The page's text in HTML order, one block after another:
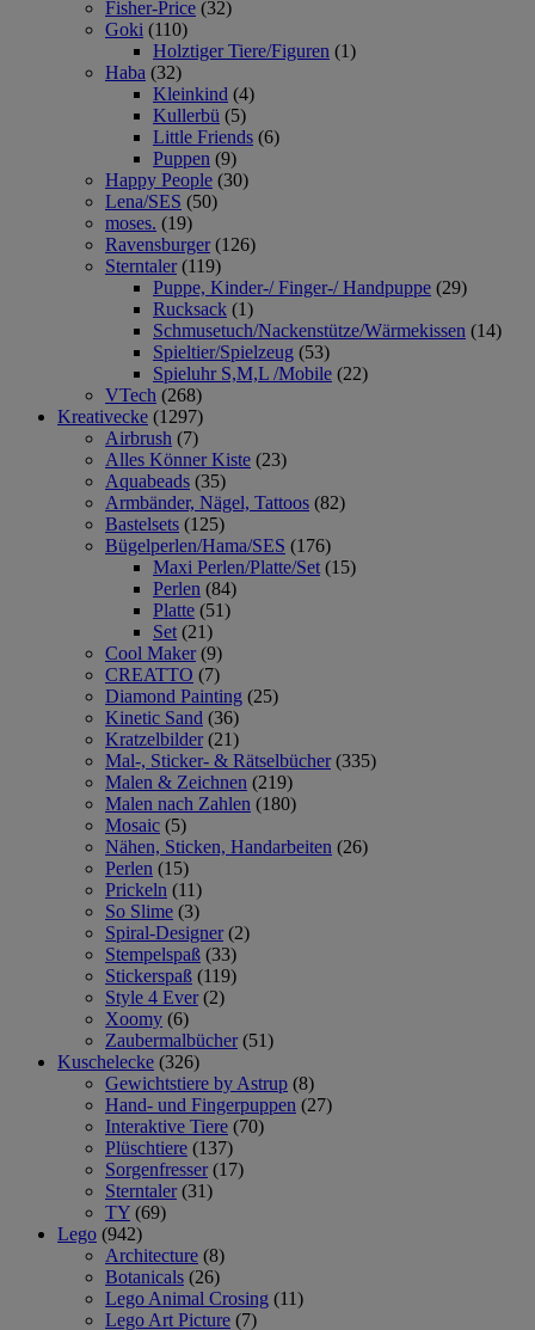
Fisher-Price (32)
Goki (110)
Holztiger Tiere/Figuren (1)
Haba (32)
Kleinkind (4)
Kullerbü (5)
Little Friends (6)
Puppen (9)
Happy People (30)
Lena/SES (50)
moses. (19)
Ravensburger (126)
Sterntaler (119)
Puppe, Kinder-/ Finger-/ Handpuppe (29)
Rucksack (1)
Schmusetuch/Nackenstütze/Wärmekissen (14)
Spieltier/Spielzeug (53)
Spieluhr S,M,L /Mobile (22)
VTech (268)
Kreativecke (1297)
Airbrush (7)
Alles Könner Kiste (23)
Aquabeads (35)
Armbänder, Nägel, Tattoos (82)
Bastelsets (125)
Bügelperlen/Hama/SES (176)
Maxi Perlen/Platte/Set (15)
Perlen (84)
Platte (51)
Set (21)
Cool Maker (9)
CREATTO (7)
Diamond Painting (25)
Kinetic Sand (36)
Kratzelbilder (21)
Mal-, Sticker- & Rätselbücher (335)
Malen & Zeichnen (219)
Malen nach Zahlen (180)
Mosaic (5)
Nähen, Sticken, Handarbeiten (26)
Perlen (15)
Prickeln (11)
So Slime (3)
Spiral-Designer (2)
Stempelspaß (33)
Stickerspaß (119)
Style 4 Ever (2)
Xoomy (6)
Zaubermalbücher (51)
Kuschelecke (326)
Gewichtstiere by Astrup (8)
Hand- und Fingerpuppen (27)
Interaktive Tiere (70)
Plüschtiere (137)
Sorgenfresser (17)
Sterntaler (31)
TY (69)
Lego (942)
Architecture (8)
Botanicals (26)
Lego Animal Crosing (11)
Lego Art Picture (7)